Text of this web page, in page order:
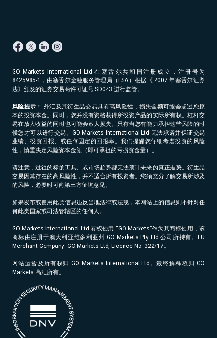
GO Markets International Ltd 在塞舌尔共和国注册成立，注册号为
8425985-1，由塞舌尔金融服务管理局（FSA）根据《 2007 年塞舌尔证券
法》颁发的证券交易商许可证号 SD043 进行监管。
风险提示： 外汇及其衍生品交易具有高风险性，损失金额可能会超过您原
本的投资本金。同时，您并没有资格获得所投资产品的实际所有权。杠杆交
易在放大收益的同时也可能会放大损失。只有当您有能力承担这些风险的时
候您才可以进行交易。GO Markets International Ltd 无法承诺并保证交易
业绩、投资回报、或任何固定的回报率。我们提醒您仔细考虑投资的风险
性，慎重决定风险资本金额（即可承担的亏损资金量）。
请注意，过往的标的工具、或市场趋势都无法预计未来的真正走势。衍生品
交易因其存在的高风险性，并不适合所有投资者。您须充分了解交易所涉及
的风险，必要时可向第三方征询意见。
如果发布或使用此类信息违反当地法律或法规，本网站上的信息则不针对任
何此类国家或司法管辖区的任何人。
GO Markets International Ltd 有权使用 “GO Markets”作为其商标使用，该
商标由注册于澳大利亚维多利亚州 GO Markets Pty Ltd 公司所持有。EU
Merchant Company: GO Markets Ltd, Licence No. 322/17。
网站运营及所有权归 GO Markets International Ltd。最终解释权归 GO
Markets 高汇所有。